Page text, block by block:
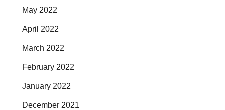
May 2022
April 2022
March 2022
February 2022
January 2022
December 2021